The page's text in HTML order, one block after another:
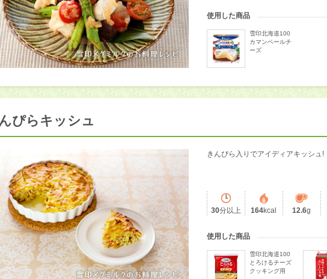
使用した商品
雪印北海道100
カマンベールチ
ーズ
ぴらキッシュ
きんぴら入りでアイディアキッシュ!
30分以上 164kcal 12.6g
使用した商品
雪印北海道100
とろけるチーズ
クッキング用